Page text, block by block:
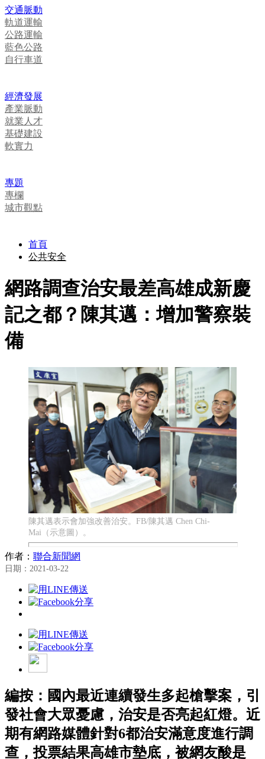
交通脈動
軌道運輸
公路運輸
藍色公路
自行車道
經濟發展
產業脈動
就業人才
基礎建設
軟實力
專題
專欄
城市觀點
首頁
公共安全
網路調查治安最差高雄成新慶
記之都？陳其邁：增加警察裝
備
陳其邁表示會加強改善治安。FB/陳其邁 Chen Chi-
Mai（示意圖）。
作者： 聯合新聞網
日期：2021-03-22
編按：國內最近連續發生多起槍擊案，引
發社會大眾憂慮，治安是否亮起紅燈。近
期有網路媒體針對6都治安滿意度進行調
查，投票結果高雄市墊底，被網友酸是